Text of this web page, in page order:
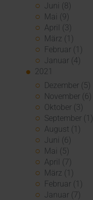
Juni (8)
Mai (9)
April (3)
März (1)
Februar (1)
Januar (4)
2021
Dezember (5)
November (6)
Oktober (3)
September (1)
August (1)
Juni (6)
Mai (5)
April (7)
März (1)
Februar (1)
Januar (7)